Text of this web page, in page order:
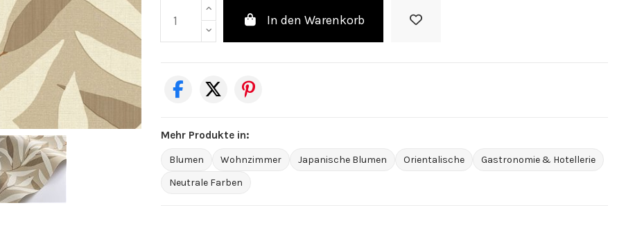
In den Warenkorb
Mehr Produkte in:
Blumen Wohnzimmer Japanische Blumen Orientalische
Gastronomie & Hotellerie
Neutrale Farben